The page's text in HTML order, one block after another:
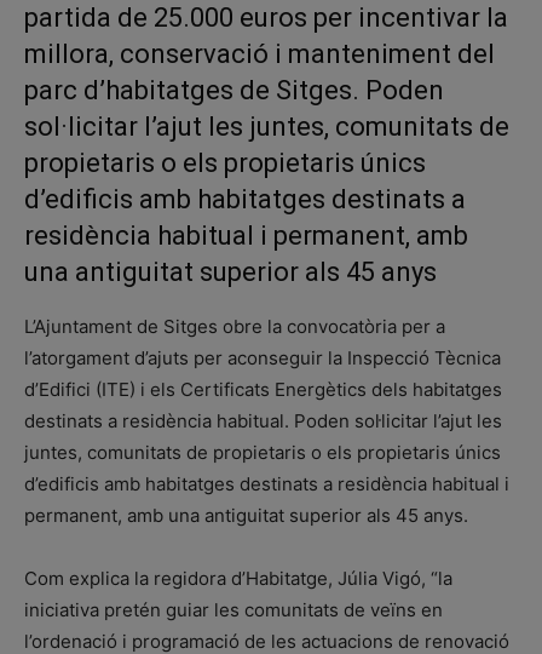
partida de 25.000 euros per incentivar la
millora, conservació i manteniment del
parc d’habitatges de Sitges. Poden
sol·licitar l’ajut les juntes, comunitats de
propietaris o els propietaris únics
d’edificis amb habitatges destinats a
residència habitual i permanent, amb
una antiguitat superior als 45 anys
L’Ajuntament de Sitges obre la convocatòria per a
l’atorgament d’ajuts per aconseguir la Inspecció Tècnica
d’Edifici (ITE) i els Certificats Energètics dels habitatges
destinats a residència habitual. Poden sol·licitar l’ajut les
juntes, comunitats de propietaris o els propietaris únics
d’edificis amb habitatges destinats a residència habitual i
permanent, amb una antiguitat superior als 45 anys.
Com explica la regidora d’Habitatge, Júlia Vigó, “la
iniciativa pretén guiar les comunitats de veïns en
l’ordenació i programació de les actuacions de renovació